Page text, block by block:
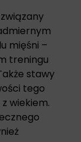
mięśni –
treningu
stawy
tego
wiekiem.